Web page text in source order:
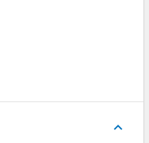
keyboard_arrow_up